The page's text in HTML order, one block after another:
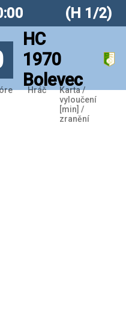
(H 1/2)
HC
1970
Bolevec
Hráč
Karta /
vyloučení
[min] /
zranění